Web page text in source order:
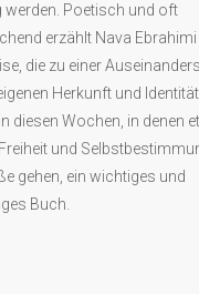
werden. Poetisch und oft
erzählt Nava
die zu einer
Herkunft und Identität
diesen Wochen, in denen
und
gehen, ein wichtiges und
Buch.